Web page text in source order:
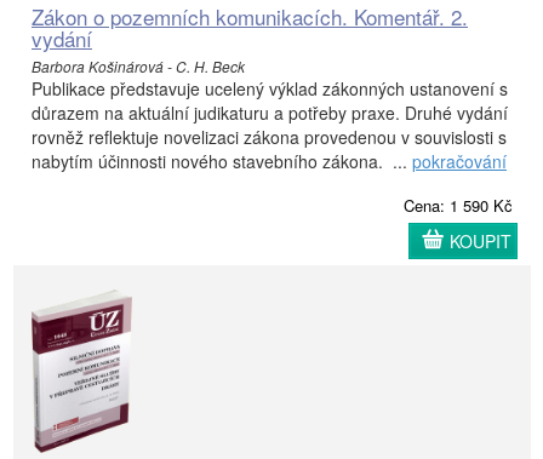
Zákon o pozemních komunikacích. Komentář. 2.
vydání
Barbora Košinárová - C. H. Beck
Publikace představuje ucelený výklad zákonných ustanovení s
důrazem na aktuální judikaturu a potřeby praxe. Druhé vydání
rovněž reflektuje novelizaci zákona provedenou v souvislosti s
nabytím účinnosti nového stavebního zákona. ... pokračování
Cena: 1 590 Kč
KOUPIT